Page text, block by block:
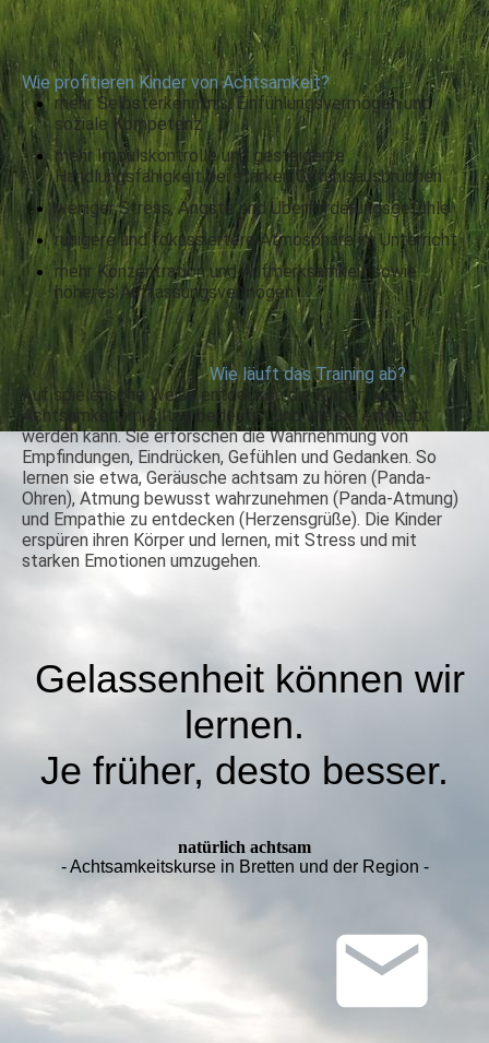
Wie profitieren Kinder von Achtsamkeit?
mehr Selbsterkenntnis, Einfühlungsvermögen und
soziale Kompetenz
mehr Impulskontrolle und gesteigerte
Handlungsfähigkeit bei starken Gefühlsausbrüchen
weniger Stress, Ängste und Überforderungsgefühle
ruhigere und fokussiertere Atmosphäre im Unterricht
mehr Konzentration und Aufmerksamkeit sowie
höheres Auffassungsvermögen
Wie läuft das Training ab?
Auf spielerische Weise entdecken die Kinder, was
Achtsamkeit im Alltag bedeutet und wie sie eingeübt
werden kann. Sie erforschen die Wahrnehmung von
Empfindungen, Eindrücken, Gefühlen und Gedanken. So
lernen sie etwa, Geräusche achtsam zu hören (Panda-
Ohren), Atmung bewusst wahrzunehmen (Panda-Atmung)
und Empathie zu entdecken (Herzensgrüße). Die Kinder
erspüren ihren Körper und lernen, mit Stress und mit
starken Emotionen umzugehen.
Gelassenheit können wir
lernen.
Je früher, desto besser.
natürlich achtsam
- Achtsamkeitskurse in Bretten und der Region -